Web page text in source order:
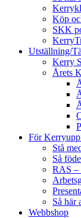
Köp
SKK
Utställning/
Kerry
Årets
För
Stå
Så
RAS –
Så här
Webbshop